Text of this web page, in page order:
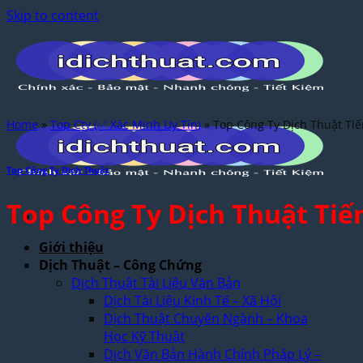
Skip to content
Giới thiệu
Dịch Thuật – Công Chứng
Dịch Thuật Tài Liệu Văn Bản
Dịch Tài Liệu Kinh Tế – Xã Hội
Dịch Thuật Chuyên Ngành – Khoa
Học Kỹ Thuật
Dịch Văn Bản Hành Chính Pháp Lý –
Home»Top Cty (✅ Xác Minh Uy Tín)»Top Công Ty Dịch Thuật
Top Công Ty Dịch Thuật
Top Công Ty Dịch Thuật